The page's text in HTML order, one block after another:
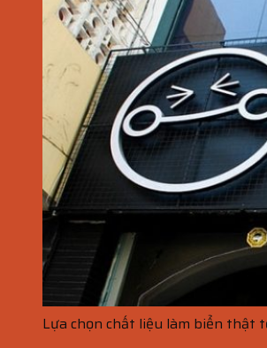
Lựa chọn chất liệu làm biển thật